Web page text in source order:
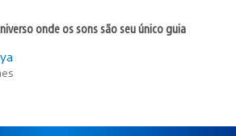
onde os sons são seu único guia